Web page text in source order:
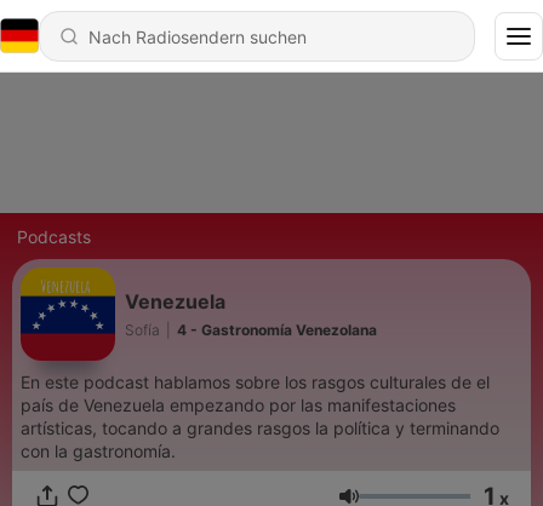
Podcasts
Venezuela
Sofía 4 - Gastronomía Venezolana
En este podcast hablamos sobre los rasgos culturales de el
país de Venezuela empezando por las manifestaciones
artísticas, tocando a grandes rasgos la política y terminando
con la gastronomía.
1 x